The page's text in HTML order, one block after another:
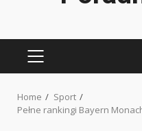
PRIMARY
Home
Sport
Pełne rankingi Bayern